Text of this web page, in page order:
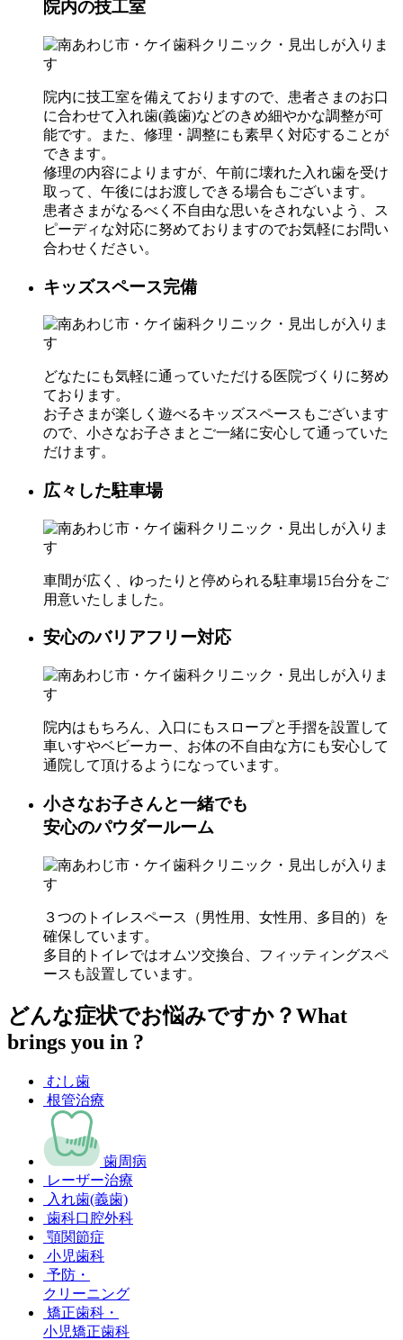
院内の技工室
院内に技工室を備えておりますので、患者さまのお口
に合わせて入れ歯(義歯)などのきめ細やかな調整が可
能です。また、修理・調整にも素早く対応することが
できます。
修理の内容によりますが、午前に壊れた入れ歯を受け
取って、午後にはお渡しできる場合もございます。
患者さまがなるべく不自由な思いをされないよう、ス
ピーディな対応に努めておりますのでお気軽にお問い
合わせください。
キッズスペース完備
どなたにも気軽に通っていただける医院づくりに努め
ております。
お子さまが楽しく遊べるキッズスペースもございます
ので、小さなお子さまとご一緒に安心して通っていた
だけます。
広々した駐車場
車間が広く、ゆったりと停められる駐車場15台分をご
用意いたしました。
安心のバリアフリー対応
院内はもちろん、入口にもスロープと手摺を設置して
車いすやベビーカー、お体の不自由な方にも安心して
通院して頂けるようになっています。
小さなお子さんと一緒でも
安心のパウダールーム
３つのトイレスペース（男性用、女性用、多目的）を
確保しています。
多目的トイレではオムツ交換台、フィッティングスペ
ースも設置しています。
どんな症状でお悩みですか？What
brings you in ?
むし歯
根管治療
歯周病
レーザー治療
入れ歯(義歯)
歯科口腔外科
顎関節症
小児歯科
予防・
クリーニング
矯正歯科・
小児矯正歯科